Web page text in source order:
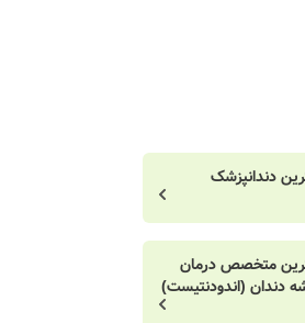
دندانپزشک
متخصص درمان
دندان (اندودنتیست)